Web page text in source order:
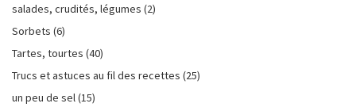
salades, crudités, légumes (2)
Sorbets (6)
Tartes, tourtes (40)
Trucs et astuces au fil des recettes (25)
un peu de sel(15)